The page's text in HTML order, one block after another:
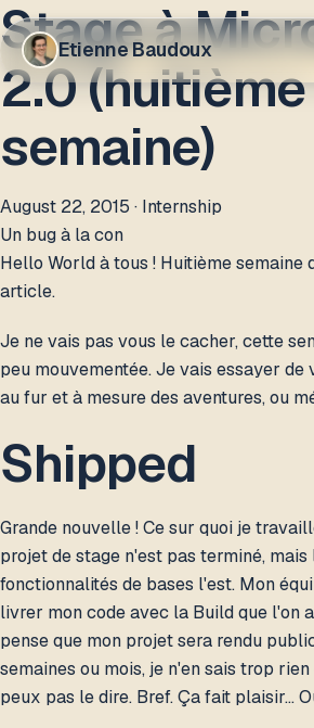
Etienne Baudoux
Stage à
2.0 (huitième
semaine)
August 22, 2015 · Internship
Un bug à la con
Hello World à tous ! Huitième semaine
article.
Je ne vais pas vous le cacher, cette
peu mouvementée. Je vais essayer
au fur et à mesure des aventures, ou
Shipped
Grande nouvelle ! Ce sur quoi je
projet de stage n'est pas terminé,
fonctionnalités de bases l'est. Mon
livrer mon code avec la Build que l'on
pense que mon projet sera rendu
semaines ou mois, je n'en sais trop
peux pas le dire. Bref. Ça fait plaisir…